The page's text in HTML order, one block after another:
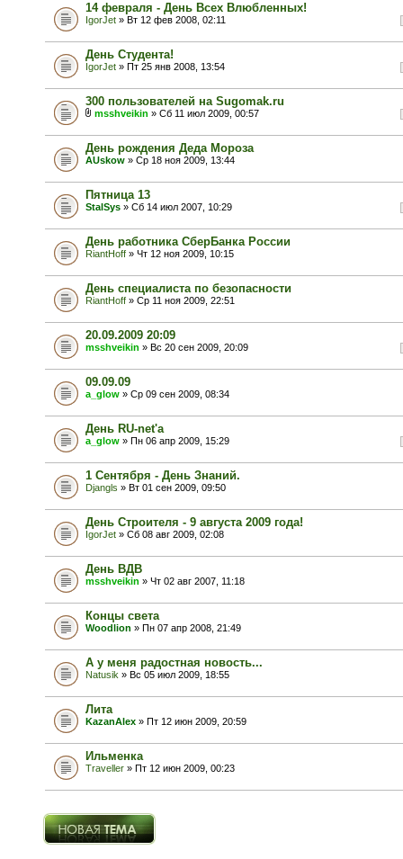
14 февраля - День Всех Влюбленных!
IgorJet » Вт 12 фев 2008, 02:11
День Студента!
IgorJet » Пт 25 янв 2008, 13:54
300 пользователей на Sugomak.ru
msshveikin » Сб 11 июл 2009, 00:57
День рождения Деда Мороза
AUskow » Ср 18 ноя 2009, 13:44
Пятница 13
StalSys » Сб 14 июл 2007, 10:29
День работника СберБанка России
RiantHoff » Чт 12 ноя 2009, 10:15
День специалиста по безопасности
RiantHoff » Ср 11 ноя 2009, 22:51
20.09.2009 20:09
msshveikin » Вс 20 сен 2009, 20:09
09.09.09
a_glow » Ср 09 сен 2009, 08:34
День RU-net'a
a_glow » Пн 06 апр 2009, 15:29
1 Сентября - День Знаний.
Djangls » Вт 01 сен 2009, 09:50
День Строителя - 9 августа 2009 года!
IgorJet » Сб 08 авг 2009, 02:08
День ВДВ
msshveikin » Чт 02 авг 2007, 11:18
Концы света
Woodlion » Пн 07 апр 2008, 21:49
А у меня радостная новость...
Natusik » Вс 05 июл 2009, 18:55
Лита
KazanAlex » Пт 12 июн 2009, 20:59
Ильменка
Traveller » Пт 12 июн 2009, 00:23
Новая тема